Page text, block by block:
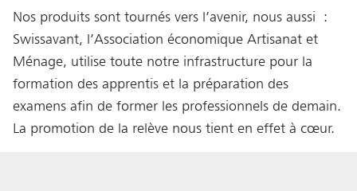
Nos produits sont tournés vers l’avenir, nous aussi :
Swissavant, l’Association économique Artisanat et
Ménage, utilise toute notre infrastructure pour la
formation des apprentis et la préparation des
examens afin de former les professionnels de demain.
La promotion de la relève nous tient en effet à cœur.